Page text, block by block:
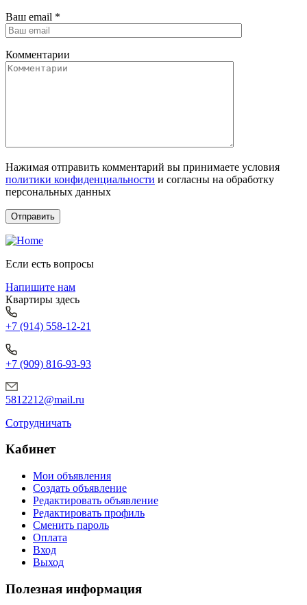
Ваш email *
Комментарии
Нажимая отправить комментарий вы принимаете условия
политики конфиденциальности и согласны на обработку
персональных данных
Если есть вопросы
Напишите нам
Квартиры здесь
+7 (914) 558-12-21
+7 (909) 816-93-93
5812212@mail.ru
Сотрудничать
Кабинет
Мои объявления
Создать объявление
Редактировать объявление
Редактировать профиль
Сменить пароль
Оплата
Вход
Выход
Полезная информация